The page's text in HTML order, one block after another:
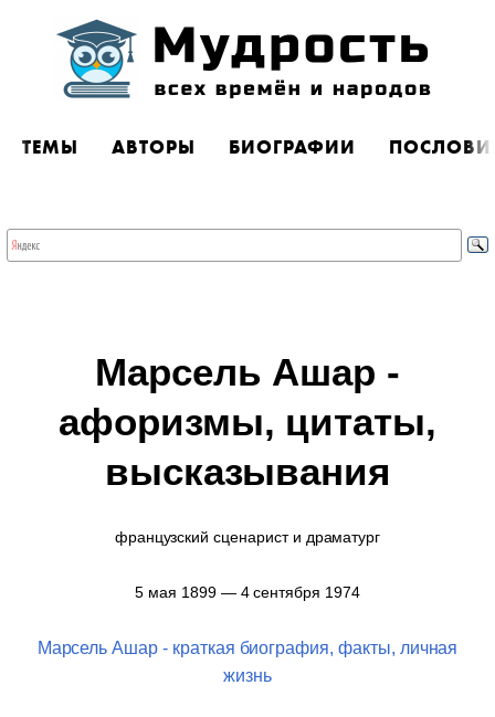
ТЕМЫ АВТОРЫ БИОГРАФИИ
Марсель Ашар -
афоризмы, цитаты,
высказывания
французский сценарист и драматург
5 мая 1899 — 4 сентября 1974
Марсель Ашар - краткая биография, факты, личная
жизнь